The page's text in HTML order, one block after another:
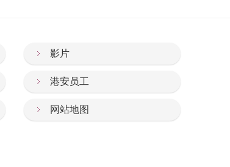
影片
港安员工
网站地图